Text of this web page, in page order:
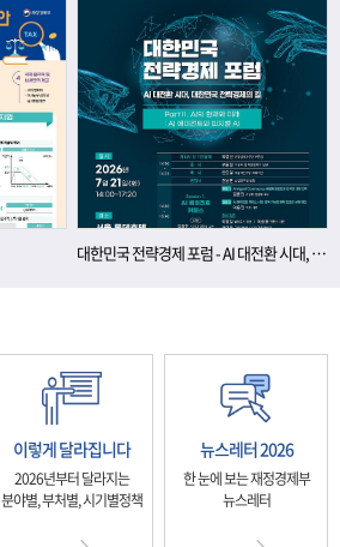
대한민국 전략경제 포럼 - AI 대전환 시대, 대한민국 전략경제의 길
이렇게 달라집니다
2026년부터 달라지는
분야별, 부처별, 시기별정책
뉴스레터 2026
한 눈에 보는 재정경제부
뉴스레터